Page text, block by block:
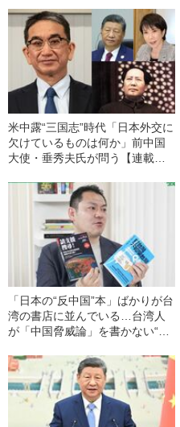
米中露“三国志”時代「日本外交に
欠けているものは何か」前中国
大使・垂秀夫氏が問う【連載
記事まとめ】
「日本の“反中国”本」ばかりが台
湾の書店に並んでいる…台湾人
が「中国脅威論」を書かない“リ